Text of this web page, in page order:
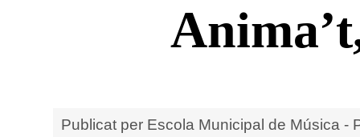
Publicat per Escola Municipal de Música -